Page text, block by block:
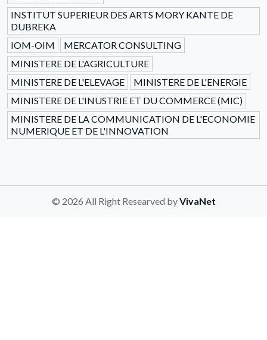
INSTITUT SUPERIEUR DES ARTS MORY KANTE DE
DUBREKA
IOM-OIM
MERCATOR CONSULTING
MINISTERE DE L'AGRICULTURE
MINISTERE DE L'ELEVAGE
MINISTERE DE L'ENERGIE
MINISTERE DE L'INUSTRIE ET DU COMMERCE (MIC)
MINISTERE DE LA COMMUNICATION DE L'ECONOMIE
NUMERIQUE ET DE L'INNOVATION
© 2026 All Right Researved byVivaNet